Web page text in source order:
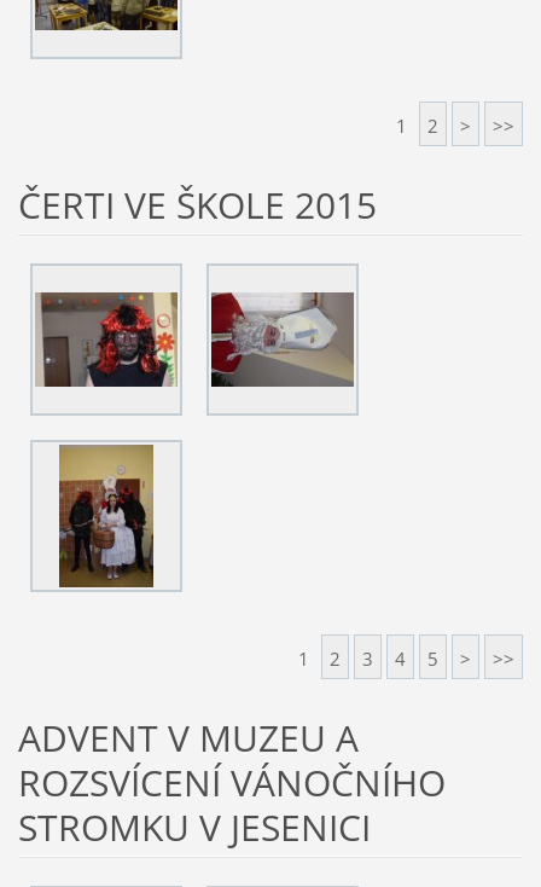
1 2 > >>
ČERTI VE ŠKOLE 2015
1 2 3 4 5 > >>
ADVENT V MUZEU A
ROZSVÍCENÍ VÁNOČNÍHO
STROMKU V JESENICI